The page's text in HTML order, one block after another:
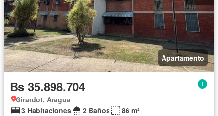
Apartamento
Bs 35.898.704
Girardot, Aragua
3 Habitaciones
2 Baños
86 m²